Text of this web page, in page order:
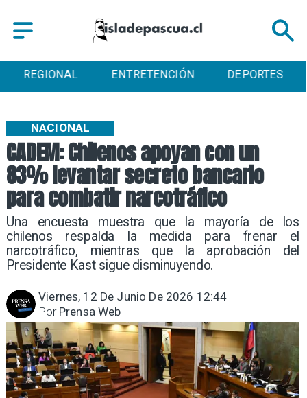
ENTRETENCIÓN DEPORTES CULTURA
CADEM: Chilenos apoyan con un
83% levantar secreto bancario
para combatir narcotráfico
Una encuesta muestra que la mayoría de los
chilenos respalda la medida para frenar el
narcotráfico, mientras que la aprobación del
Presidente Kast sigue disminuyendo.
NACIONAL
Viernes, 12 De Junio De 2026 12:44
Prensa Web
Por